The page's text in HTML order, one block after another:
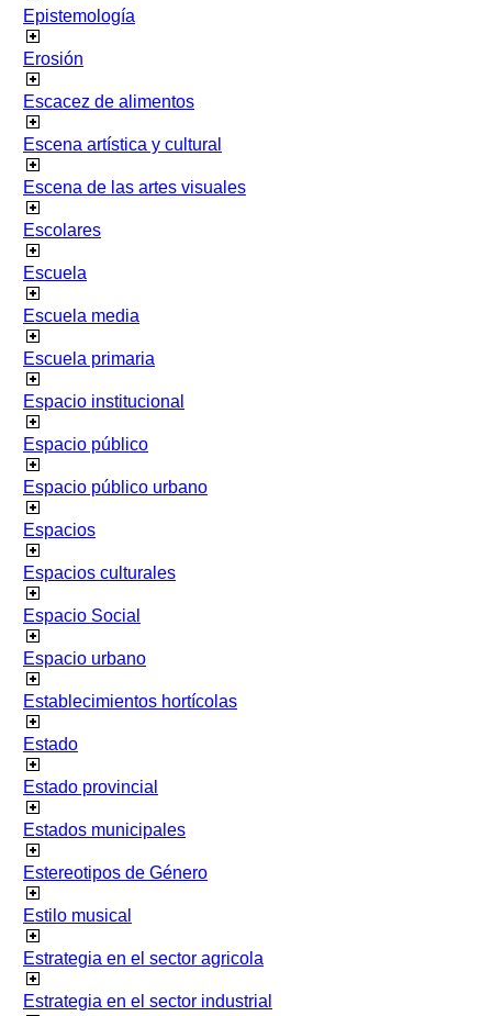
Epistemología
Erosión
Escacez de alimentos
Escena artística y cultural
Escena de las artes visuales
Escolares
Escuela
Escuela media
Escuela primaria
Espacio institucional
Espacio público
Espacio público urbano
Espacios
Espacios culturales
Espacio Social
Espacio urbano
Establecimientos hortícolas
Estado
Estado provincial
Estados municipales
Estereotipos de Género
Estilo musical
Estrategia en el sector agricola
Estrategia en el sector industrial